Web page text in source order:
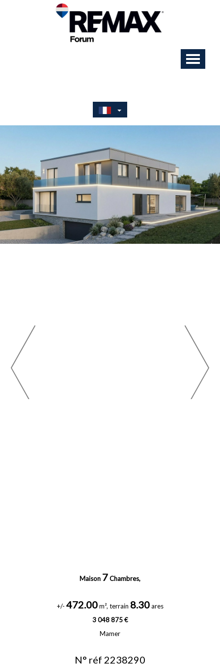
Maison 7Chambres,
+/- 472.00m², terrain 8.30ares
3 048 875 €
Mamer
N° réf 2238290